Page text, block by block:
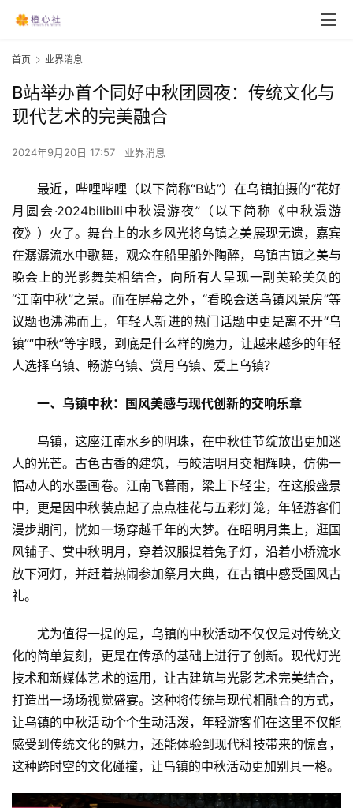
首页 业界消息
B站举办首个同好中秋团圆夜：传统文化与
现代艺术的完美融合
2024年9月20日 17:57 业界消息
最近，哔哩哔哩（以下简称“B站”）在乌镇拍摄的“花好
月圆会·2024bilibili中秋漫游夜”（以下简称《中秋漫游
夜》）火了。舞台上的水乡风光将乌镇之美展现无遗，嘉宾
在潺潺流水中歌舞，观众在船里船外陶醉，乌镇古镇之美与
晚会上的光影舞美相结合，向所有人呈现一副美轮美奂的
“江南中秋”之景。而在屏幕之外，“看晚会送乌镇风景房”等
议题也沸沸而上，年轻人新进的热门话题中更是离不开“乌
镇”“中秋”等字眼，到底是什么样的魔力，让越来越多的年轻
人选择乌镇、畅游乌镇、赏月乌镇、爱上乌镇？
一、乌镇中秋：国风美感与现代创新的交响乐章
乌镇，这座江南水乡的明珠，在中秋佳节绽放出更加迷
人的光芒。古色古香的建筑，与皎洁明月交相辉映，仿佛一
幅动人的水墨画卷。江南飞暮雨，梁上下轻尘，在这般盛景
中，更是因中秋装点起了点点桂花与五彩灯笼，年轻游客们
漫步期间，恍如一场穿越千年的大梦。在昭明月集上，逛国
风铺子、赏中秋明月，穿着汉服提着兔子灯，沿着小桥流水
放下河灯，并赶着热闹参加祭月大典，在古镇中感受国风古
礼。
尤为值得一提的是，乌镇的中秋活动不仅仅是对传统文
化的简单复刻，更是在传承的基础上进行了创新。现代灯光
技术和新媒体艺术的运用，让古建筑与光影艺术完美结合，
打造出一场场视觉盛宴。这种将传统与现代相融合的方式，
让乌镇的中秋活动个个生动活泼，年轻游客们在这里不仅能
感受到传统文化的魅力，还能体验到现代科技带来的惊喜，
这种跨时空的文化碰撞，让乌镇的中秋活动更加别具一格。